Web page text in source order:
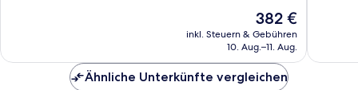
Der
Preis
beträgt
382 €
inkl. Steuern & Gebühren
10. Aug.–11. Aug.
Ähnliche Unterkünfte vergleichen